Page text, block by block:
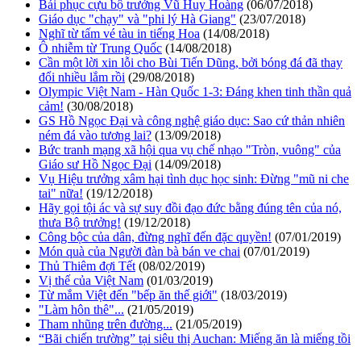
Bái phục cựu bộ trưởng Vũ Huy Hoàng (06/07/2018)
Giáo dục "chạy" và "phi lý Hà Giang" (23/07/2018)
Nghĩ từ tấm vé tàu in tiếng Hoa (14/08/2018)
Ô nhiễm từ Trung Quốc (14/08/2018)
Cần một lời xin lỗi cho Bùi Tiến Dũng, bởi bóng đá đã thay
đổi nhiều lắm rồi (29/08/2018)
Olympic Việt Nam - Hàn Quốc 1-3: Đáng khen tinh thần quả
cảm! (30/08/2018)
GS Hồ Ngọc Đại và công nghệ giáo dục: Sao cứ thản nhiên
ném đá vào tương lai? (13/09/2018)
Bức tranh mạng xã hội qua vụ chế nhạo "Tròn, vuông" của
Giáo sư Hồ Ngọc Đại (14/09/2018)
Vụ Hiệu trưởng xâm hại tình dục học sinh: Đừng "mũ ni che
tai" nữa! (19/12/2018)
Hãy gọi tội ác và sự suy đồi đạo đức bằng đúng tên của nó,
thưa Bộ trưởng! (19/12/2018)
Công bộc của dân, đừng nghĩ đến đặc quyền! (07/01/2019)
Món quà của Người đàn bà bán ve chai (07/01/2019)
Thủ Thiêm đợi Tết (08/02/2019)
Vị thế của Việt Nam (01/03/2019)
Từ mắm Việt đến "bếp ăn thế giới" (18/03/2019)
"Làm hôn thê"... (21/05/2019)
Tham nhũng trên đường... (21/05/2019)
“Bãi chiến trường” tại siêu thị Auchan: Miếng ăn là miếng tồi